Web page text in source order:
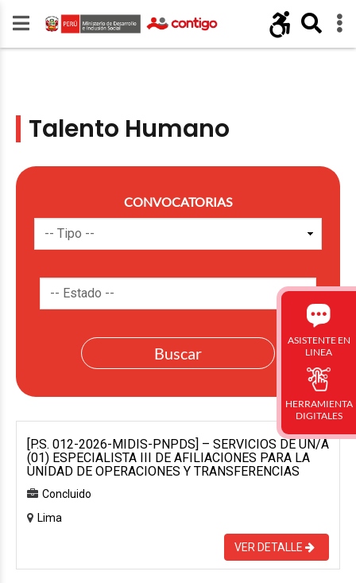
Talento Humano
CONVOCATORIAS
[P.S. 012-2026-MIDIS-PNPDS] – SERVICIOS DE UN/A
(01) ESPECIALISTA III DE AFILIACIONES PARA LA
UNIDAD DE OPERACIONES Y TRANSFERENCIAS
Concluido
Lima
VER DETALLE
ASISTENTE EN
LINEA
HERRAMIENTA
DIGITALES